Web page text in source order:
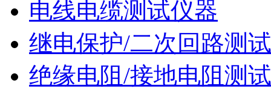
电线电缆测试仪器
继电保护/二次回路测
绝缘电阻/接地电阻测